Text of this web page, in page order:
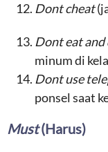
Dont cheat
Dont eat
minum di
Dont use
ponsel saat
Must(Harus)